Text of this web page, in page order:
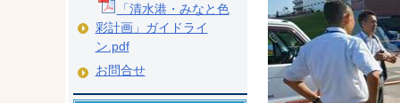
「清水港・みなと色
彩計画」ガイドライ
ン.pdf
お問合せ